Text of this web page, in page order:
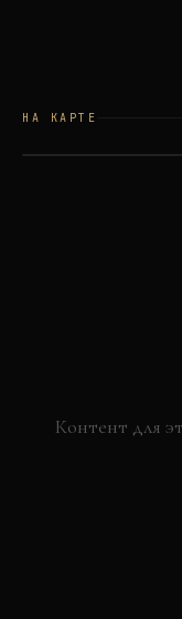
НА КАРТЕ
Контент для